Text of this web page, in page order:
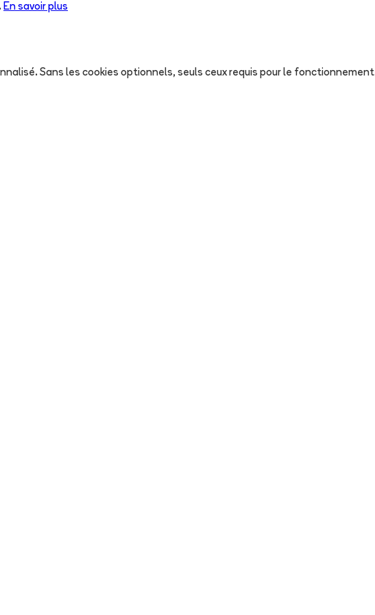
En savoir plus
Sans les cookies optionnels, seuls ceux requis pour le fonctionnement